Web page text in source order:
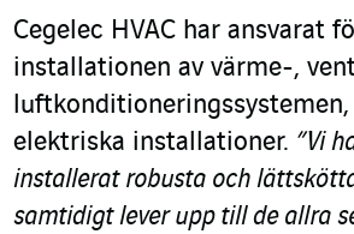
Cegelec HVAC har ansvarat
installationen av värme-,
elektriska installationer. ”Vi
installerat robusta och
samtidigt lever upp till de allra